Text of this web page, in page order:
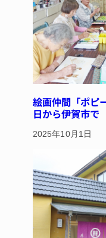
絵画仲間「ポ
日から伊賀市で
2025年10月1日